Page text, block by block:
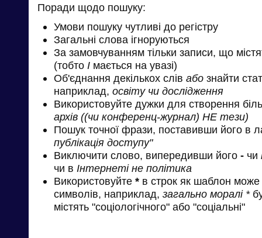
Поради щодо пошуку:
Умови пошуку чутливі до регістру
Загальні слова ігноруються
За замовчуванням тільки записи, що
(тобто І мається на увазі)
Об'єднання декількох слів або знайти
наприклад, освіту чи дослідження
Використовуйте дужки для створення
архів ((чи конференц-журнал) НЕ тези)
Пошук точної фрази, поставивши його в
публікація доступу"
Виключити слово, випередивши його - чи
чи в Інтернеті не політика
Використовуйте * в строк як шаблон може
символів, наприклад, загально моралі *
містять "соціологічного" або "соціальні"